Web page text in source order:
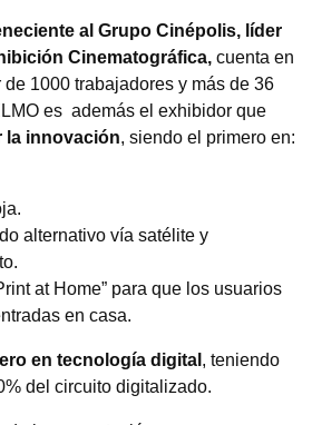
al Grupo Cinépolis, líder
Cinematográfica, cuenta en
1000 trabajadores y más de 36
es además el exhibidor que
la innovación, siendo el primero en:
alternativo vía satélite y
at Home” para que los usuarios
en casa.
en tecnología digital , teniendo
del circuito digitalizado.